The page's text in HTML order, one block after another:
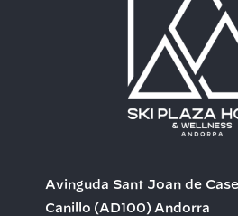
Avinguda Sant Joan de
Canillo (AD100) Andorra